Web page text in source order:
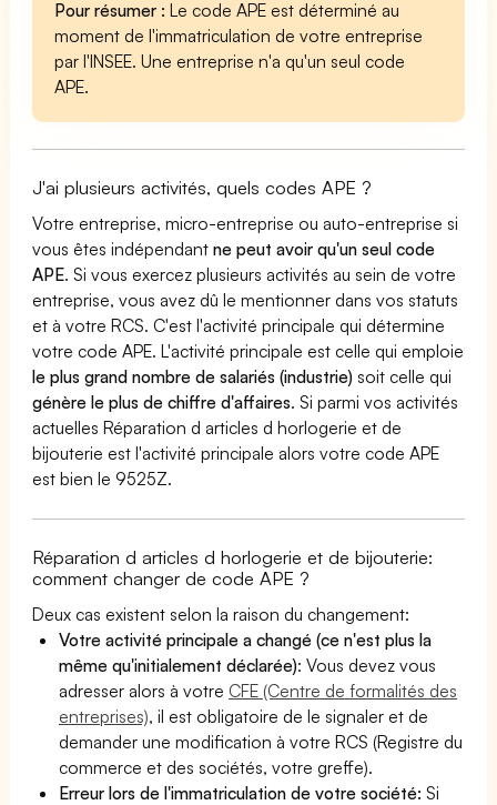
Pour résumer : Le code APE est déterminé au
moment de l'immatriculation de votre entreprise
par l'INSEE. Une entreprise n'a qu'un seul code
APE.
J'ai plusieurs activités, quels codes APE ?
Votre entreprise, micro-entreprise ou auto-entreprise si
vous êtes indépendantne peut avoir qu'un seul code
APE. Si vous exercez plusieurs activités au sein de votre
entreprise, vous avez dû le mentionner dans vos statuts
et à votre RCS. C'est l'activité principale qui détermine
votre code APE. L'activité principale est celle qui emploie
le plus grand nombre de salariés (industrie) soit celle qui
génère le plus de chiffre d'affaires. Si parmi vos activités
actuelles Réparation d articles d horlogerie et de
bijouterie est l'activité principale alors votre code APE
est bien le 9525Z.
Réparation d articles d horlogerie et de bijouterie:
comment changer de code APE ?
Deux cas existent selon la raison du changement:
Votre activité principale a changé (ce n'est plus la
même qu'initialement déclarée): Vous devez vous
adresser alors à votre CFE (Centre de formalités des
entreprises), il est obligatoire de le signaler et de
demander une modification à votre RCS (Registre du
commerce et des sociétés, votre greffe).
Erreur lors de l'immatriculation de votre société:Si